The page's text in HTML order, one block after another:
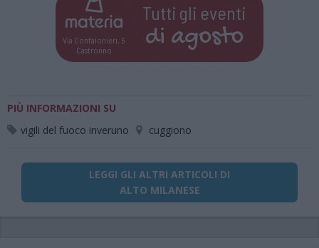
Via Confalonieri, 5
Castronno
Tutti gli eventi
di agosto
PIÙ INFORMAZIONI SU
vigili del fuoco inveruno
cuggiono
LEGGI GLI ALTRI ARTICOLI DI
ALTO MILANESE